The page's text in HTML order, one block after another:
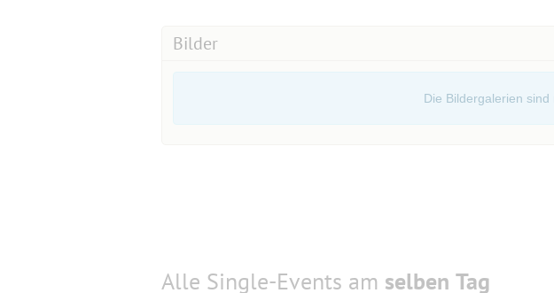
Bilder
Die Bildergalerien
Alle Single-Events am selben Tag